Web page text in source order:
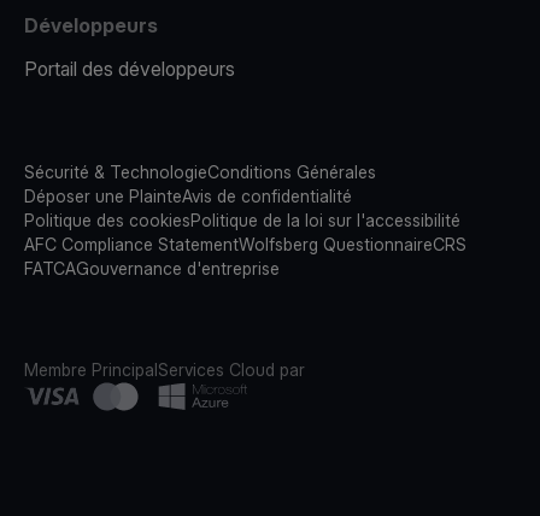
Développeurs
Portail des développeurs
Sécurité & TechnologieConditions Générales
Déposer une PlainteAvis de confidentialité
Politique des cookiesPolitique de la loi sur l'accessibilité
AFC Compliance StatementWolfsberg QuestionnaireCRS
FATCAGouvernance d'entreprise
Membre PrincipalServices Cloud par